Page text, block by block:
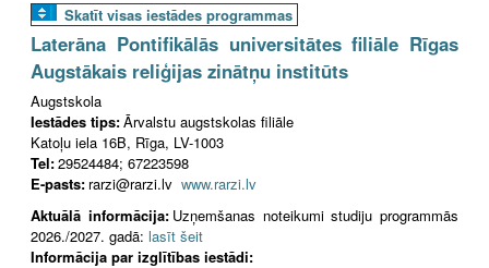
Skatīt visas iestādes programmas
Laterāna Pontifikālās universitātes filiāle Rīgas
Augstākais reliģijas zinātņu institūts
Augstskola
Iestādes tips:Ārvalstu augstskolas filiāle
Katoļu iela 16B, Rīga, LV-1003
Tel:29524484; 67223598
E-pasts: rarzi@rarzi.lv www.rarzi.lv
Aktuālā informācija: Uzņemšanas noteikumi studiju programmās
2026./2027. gadā: lasīt šeit
Informācija par izglītības iestādi: